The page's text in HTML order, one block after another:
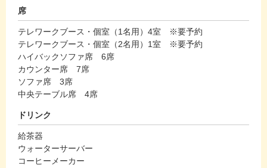
席
テレワークブース・個室（1名用）4室 ※要予約
テレワークブース・個室（2名用）1室 ※要予約
ハイバックソファ席 6席
カウンター席 7席
ソファ席 3席
中央テーブル席 4席
ドリンク
給茶器
ウォーターサーバー
コーヒーメーカー